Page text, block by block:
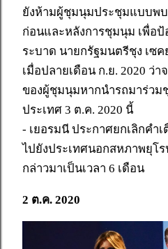
ยังห้ามผู้ชุมนุมประชุมแบบพ
ก่อนและหลังการชุมนุม เพื่อป้
ระบาด นายกรัฐมนตรีชุง เซ
เมื่อปลายเดือน ก.ย. 2020 ว่
ของผู้ชุมนุมหากนำรถมาร่วม
ประเทศ 3 ต.ค. 2020 นี้
- เยอรมนี ประกาศยกเลิกคำ
ไปยังประเทศนอกสหภาพยุโ
กล่าวมาเป็นเวลา 6 เดือน
2 ต.ค. 2020